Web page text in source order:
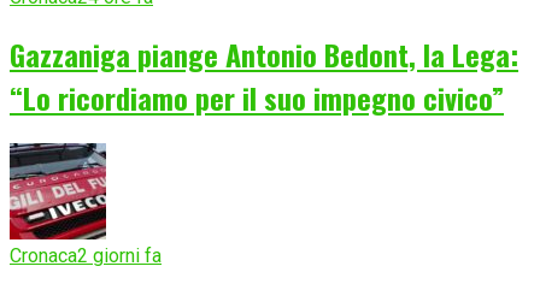
Gazzaniga piange Antonio Bedont, la Lega:
“Lo ricordiamo per il suo impegno civico”
Cronaca2 giorni fa